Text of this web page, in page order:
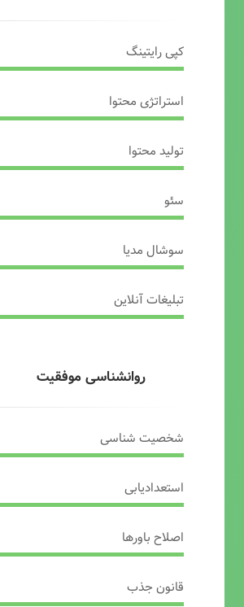
کپی رایتینگ
استراتژی محتوا
تولید محتوا
سئو
سوشال مدیا
تبلیغات آنلاین
روانشناسی موفقیت
شخصیت شناسی
استعدادیابی
اصلاح باورها
قانون جذب